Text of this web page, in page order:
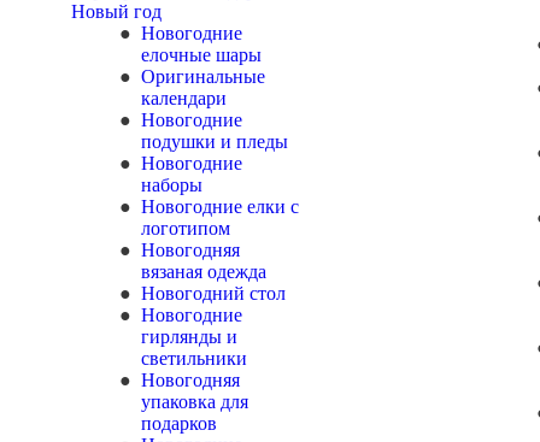
Новый год
Новогодние
елочные шары
Оригинальные
календари
Новогодние
подушки и пледы
Новогодние
наборы
Новогодние елки с
логотипом
Новогодняя
вязаная одежда
Новогодний стол
Новогодние
гирлянды и
светильники
Новогодняя
упаковка для
подарков